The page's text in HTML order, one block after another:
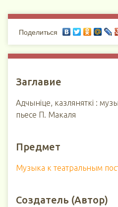
Поделиться
Заглавие
Адчыніце, казляняткі :
пьесе П. Макаля
Предмет
Музыка к театральным
Создатель (Автор)